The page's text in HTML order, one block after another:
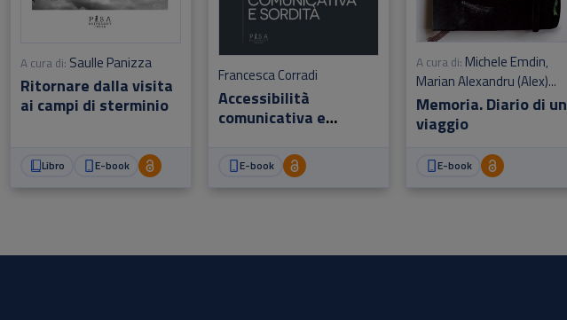
Ritornare dalla visita
ai campi di sterminio
A cura di: Saulle Panizza
Libro E-book
Accessibilità
comunicativa e
Francesca Corradi
E-book
Memoria. Diario di un
viaggio
A cura di: Michele Emdin,
Marian Alexandru (Alex)
Isacov
E-book